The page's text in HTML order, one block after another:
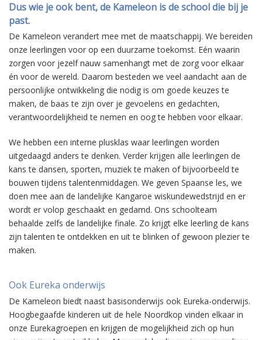
Dus wie je ook bent, de Kameleon is de school die bij je
past.
De Kameleon verandert mee met de maatschappij. We bereiden
onze leerlingen voor op een duurzame toekomst. Eén waarin
zorgen voor jezelf nauw samenhangt met de zorg voor elkaar
én voor de wereld. Daarom besteden we veel aandacht aan de
persoonlijke ontwikkeling die nodig is om goede keuzes te
maken, de baas te zijn over je gevoelens en gedachten,
verantwoordelijkheid te nemen en oog te hebben voor elkaar.
We hebben een interne plusklas waar leerlingen worden
uitgedaagd anders te denken. Verder krijgen alle leerlingen de
kans te dansen, sporten, muziek te maken of bijvoorbeeld te
bouwen tijdens talentenmiddagen. We geven Spaanse les, we
doen mee aan de landelijke Kangaroe wiskundewedstrijd en er
wordt er volop geschaakt en gedamd. Ons schoolteam
behaalde zelfs de landelijke finale. Zo krijgt elke leerling de kans
zijn talenten te ontdekken en uit te blinken of gewoon plezier te
maken.
Ook Eureka onderwijs
De Kameleon biedt naast basisonderwijs ook Eureka-onderwijs.
Hoogbegaafde kinderen uit de hele Noordkop vinden elkaar in
onze Eurekagroepen en krijgen de mogelijkheid zich op hun